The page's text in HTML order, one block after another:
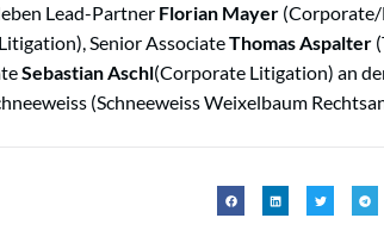
Lead-Partner Florian Mayer
Senior AssociateThomas Aspalter
Sebastian Aschl(Corporate Litigation) an
(Schneeweiss Weixelbaum